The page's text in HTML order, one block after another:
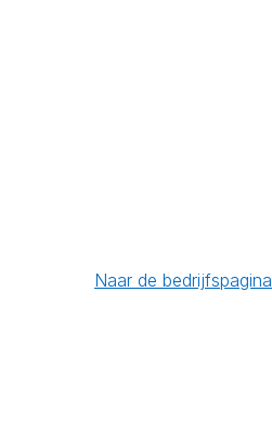
Naar de bedrijfspagina